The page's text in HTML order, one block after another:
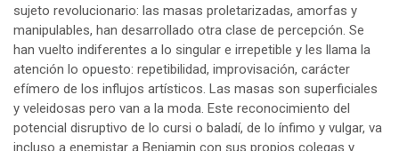
sujeto revolucionario: las masas proletarizadas, amorfas y
manipulables, han desarrollado otra clase de percepción. Se
han vuelto indiferentes a lo singular e irrepetible y les llama la
atención lo opuesto: repetibilidad, improvisación, carácter
efímero de los influjos artísticos. Las masas son superficiales
y veleidosas pero van a la moda. Este reconocimiento del
potencial disruptivo de lo cursi o baladí, de lo ínfimo y vulgar, va
incluso a enemistar a Benjamin con sus propios colegas y